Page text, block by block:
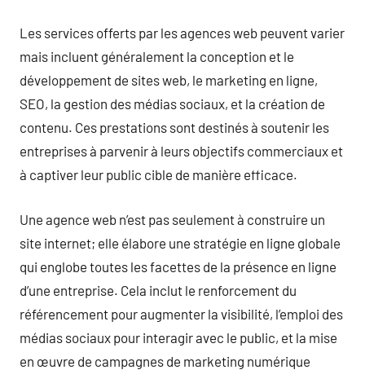
Les services offerts par les agences web peuvent varier
mais incluent généralement la conception et le
développement de sites web, le marketing en ligne,
SEO, la gestion des médias sociaux, et la création de
contenu. Ces prestations sont destinés à soutenir les
entreprises à parvenir à leurs objectifs commerciaux et
à captiver leur public cible de manière efficace.
Une agence web n’est pas seulement à construire un
site internet; elle élabore une stratégie en ligne globale
qui englobe toutes les facettes de la présence en ligne
d’une entreprise. Cela inclut le renforcement du
référencement pour augmenter la visibilité, l’emploi des
médias sociaux pour interagir avec le public, et la mise
en œuvre de campagnes de marketing numérique